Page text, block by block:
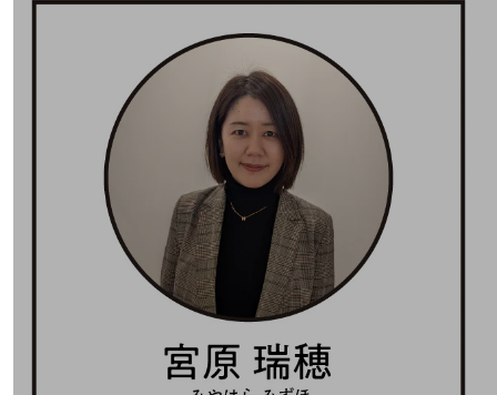
会社案内パンフレット
ニュースルーム
ニュースルームTOP
ニュースリリース
地域からの発表